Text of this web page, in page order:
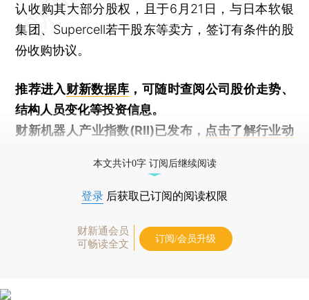
认收购其大部分股权，且于6月21日，与日本软银
集团、Supercell若干股东等卖方，签订有条件的股
份收购协议。
推荐进入财新数据库 ，可随时查阅公司股价走势、
结构人员变化等投资信息。
财新机器人产业指数(RII)已发布， 点击了解行业动
本文共计0字 订阅后继续阅读
登录 后获取已订阅的阅读权限
财新通会员
可畅读全文
订阅/会员升级